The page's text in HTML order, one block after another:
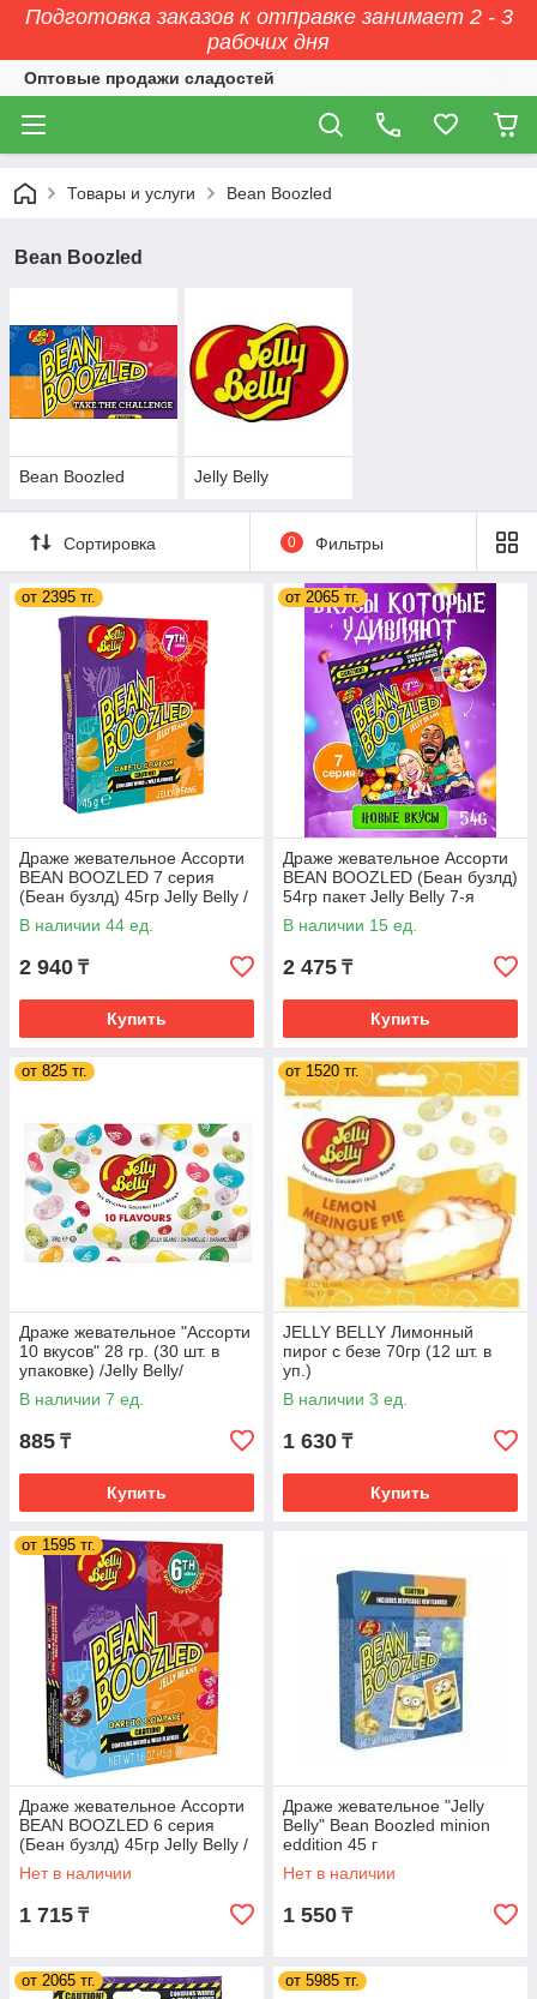
Подготовка заказов к отправке занимает 2 - 3
рабочих дня
Оптовые продажи сладостей
Товары и услуги Bean Boozled
Bean Boozled
Bean Boozled Jelly Belly
Сортировка 0 Фильтры
от 2395 тг.
Драже жевательное Ассорти
BEAN BOOZLED 7 серия
(Беан бузлд) 45гр Jelly Belly /
США (24 шт. в упак)
В наличии 44 ед.
2 940 ₸
Купить
от 2065 тг.
Драже жевательное Ассорти
BEAN BOOZLED (Беан бузлд)
54гр пакет Jelly Belly 7-я
серия / США
В наличии 15 ед.
2 475 ₸
Купить
от 825 тг.
Драже жевательное "Ассорти
10 вкусов" 28 гр. (30 шт. в
упаковке) /Jelly Belly/
В наличии 7 ед.
885 ₸
Купить
от 1520 тг.
JELLY BELLY Лимонный
пирог с безе 70гр (12 шт. в
уп.)
В наличии 3 ед.
1 630 ₸
Купить
от 1595 тг.
Драже жевательное Ассорти
BEAN BOOZLED 6 серия
(Беан бузлд) 45гр Jelly Belly /
США (24 шт. в упак)
Нет в наличии
1 715 ₸
Драже жевательное "Jelly
Belly" Bean Boozled minion
eddition 45 г
Нет в наличии
1 550 ₸
от 2065 тг. от 5985 тг.